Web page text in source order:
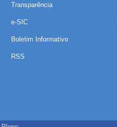
Transparência
e-SIC
Boletim Informativo
RSS